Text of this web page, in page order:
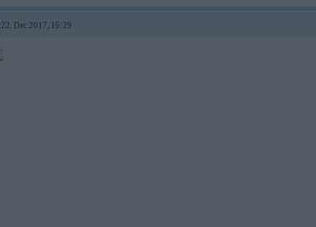
22. Dec 2017, 16:29